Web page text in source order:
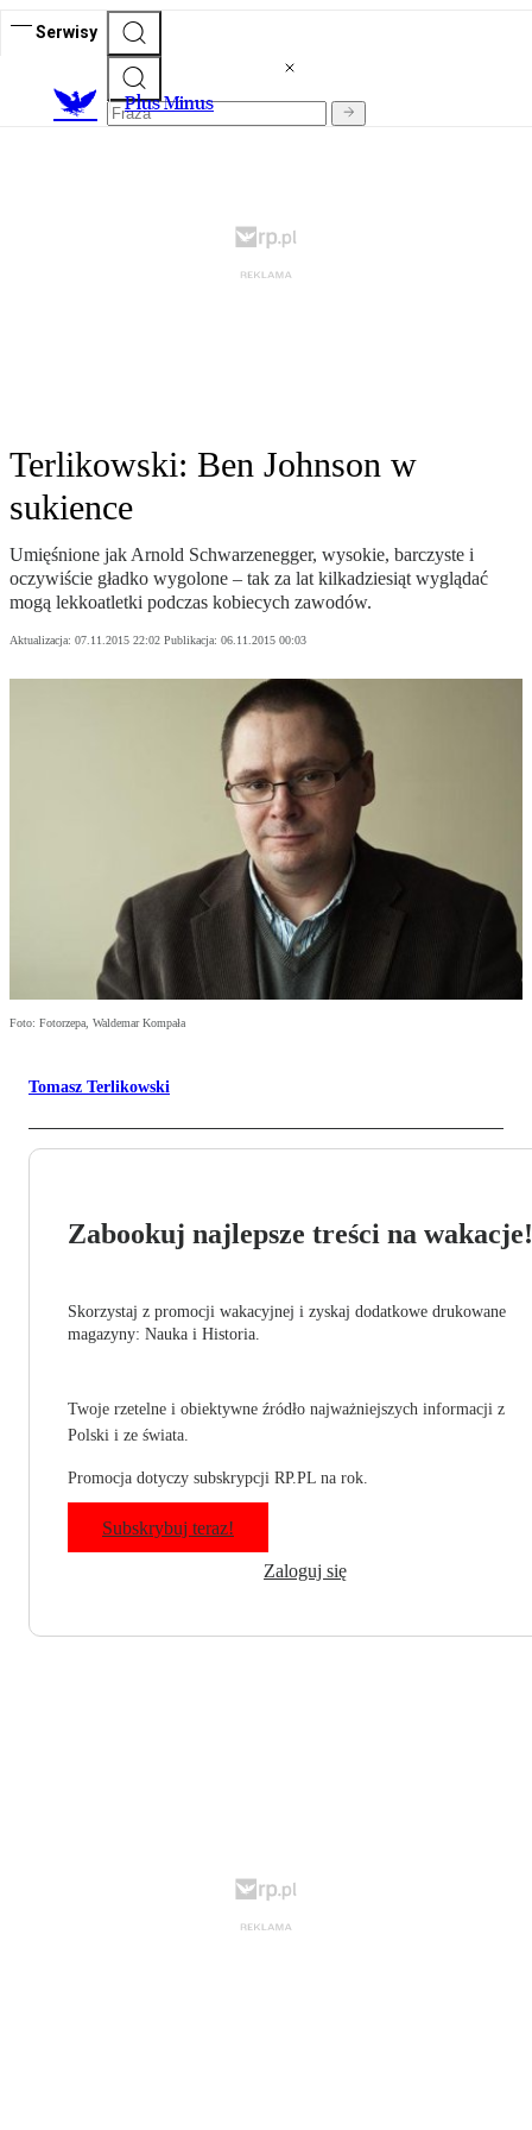
Serwisy
Plus Minus
Terlikowski: Ben Johnson w
sukience
Umięśnione jak Arnold Schwarzenegger, wysokie, barczyste i
oczywiście gładko wygolone – tak za lat kilkadziesiąt wyglądać
mogą lekkoatletki podczas kobiecych zawodów.
Aktualizacja: 07.11.2015 22:02 Publikacja: 06.11.2015 00:03
Foto: Fotorzepa, Waldemar Kompała
Tomasz Terlikowski
Zabookuj najlepsze treści na wakacje!
Skorzystaj z promocji wakacyjnej i zyskaj dodatkowe drukowane
magazyny: Nauka i Historia.
Twoje rzetelne i obiektywne źródło najważniejszych informacji z
Polski i ze świata.
Promocja dotyczy subskrypcji RP.PL na rok.
Subskrybuj teraz!
Zaloguj się